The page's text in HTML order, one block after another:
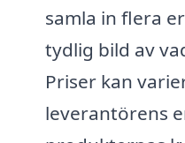
samla in flera
tydlig bild av
Priser kan
leverantörens